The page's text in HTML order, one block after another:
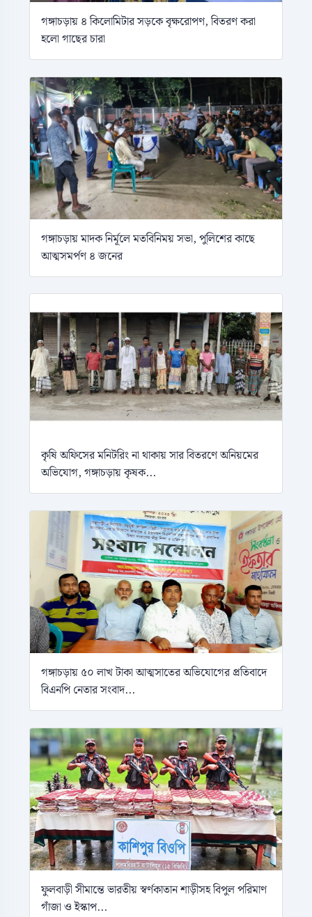
গঙ্গাচড়ায় ৪ কিলোমিটার সড়কে বৃক্ষরোপণ, বিতরণ করা
হলো গাছের চারা
গঙ্গাচড়ায় মাদক নির্মূলে মতবিনিময় সভা, পুলিশের কাছে
আত্মসমর্পণ ৪ জনের
কৃষি অফিসের মনিটরিং না থাকায় সার বিতরণে অনিয়মের
অভিযোগ, গঙ্গাচড়ায় কৃষক...
গঙ্গাচড়ায় ৫০ লাখ টাকা আত্মসাতের অভিযোগের প্রতিবাদে
বিএনপি নেতার সংবাদ...
ফুলবাড়ী সীমান্তে ভারতীয় স্বর্ণকাতান শাড়ীসহ বিপুল পরিমাণ
গাঁজা ও ইস্কাপ...